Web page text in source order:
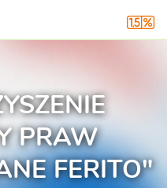
PRAW
FERITO"